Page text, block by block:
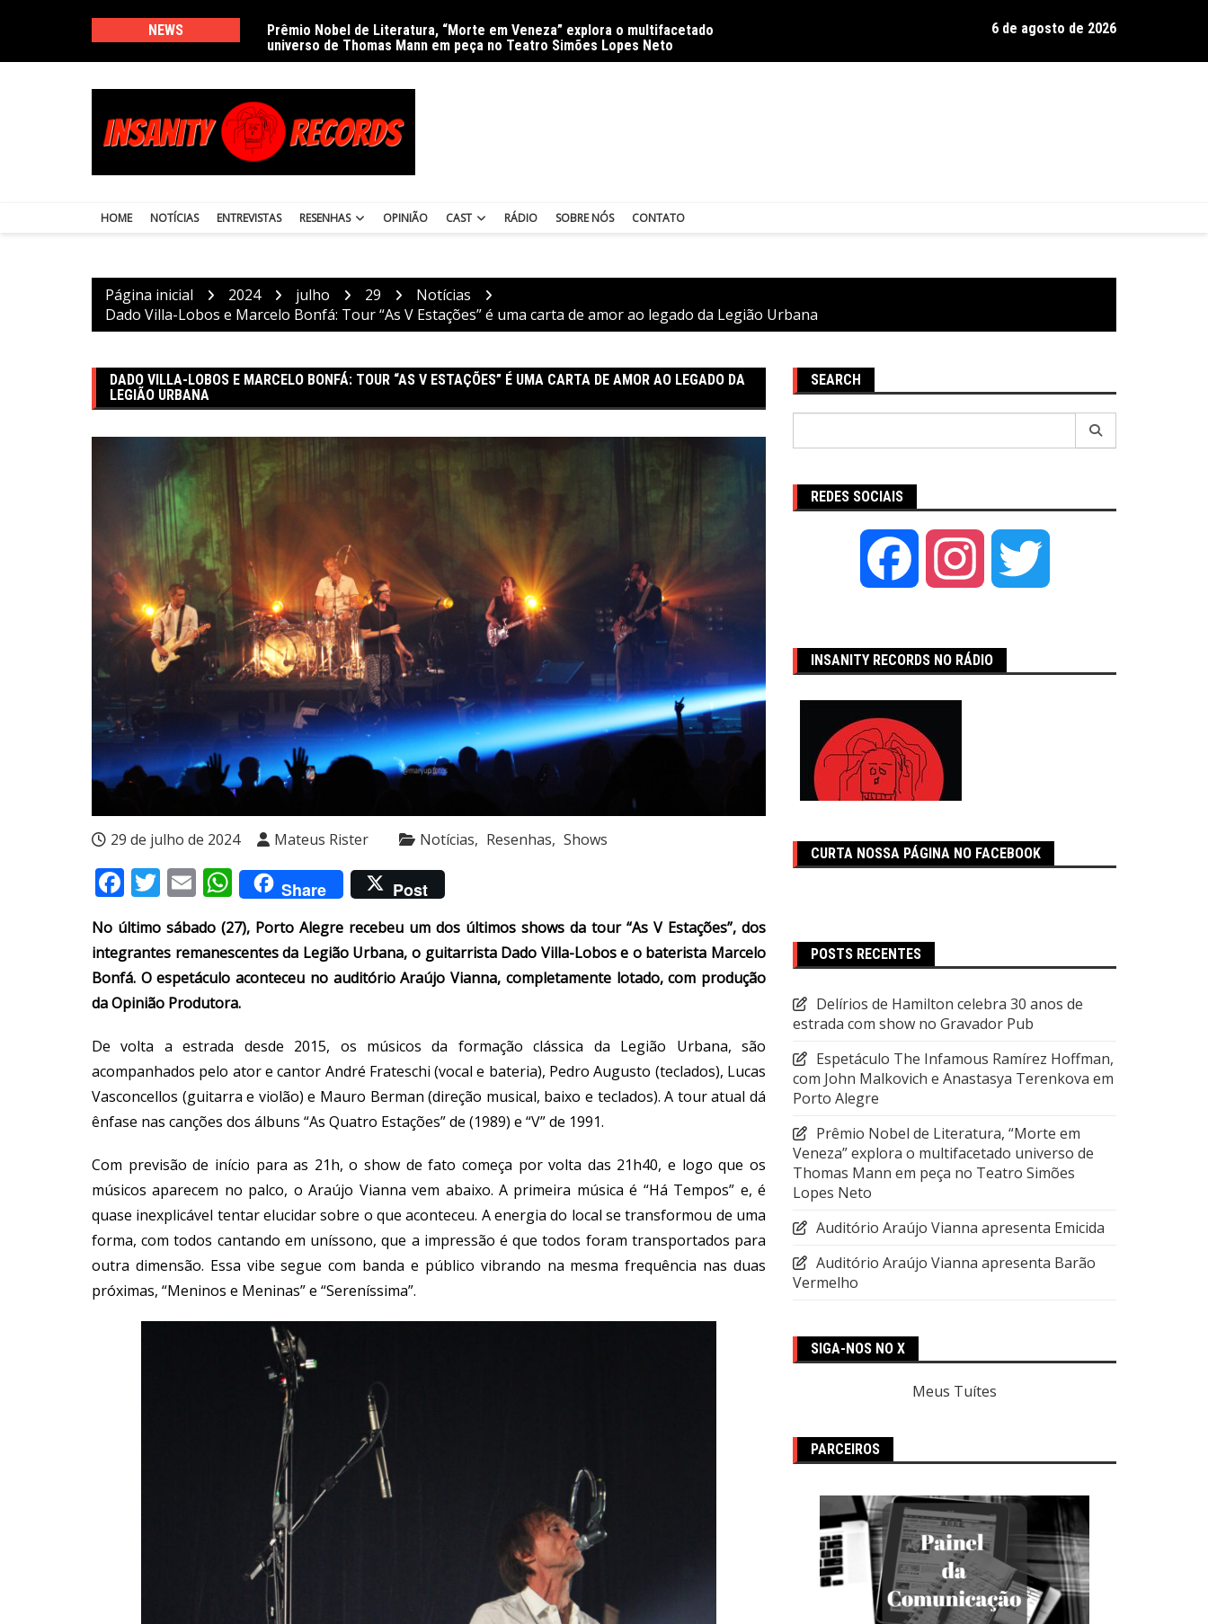
conteúdo
NEWS
Prêmio Nobel de Literatura, “Morte em Veneza” explora o multifacetado
universo de Thomas Mann em peça no Teatro Simões Lopes Neto
Delírios de Hamilton celebra 30 anos de estrada com show no Gravador
6 de agosto de 2026
HOME NOTÍCIAS ENTREVISTAS RESENHAS OPINIÃO CAST RÁDIO SOBRE NÓS CONTATO
Página inicial 2024 julho 29
Notícias
Dado Villa-Lobos e Marcelo Bonfá: Tour “As V Estações” é uma carta de amor ao legado da Legião Urbana
DADO VILLA-LOBOS E MARCELO BONFÁ: TOUR “AS V ESTAÇÕES” É UMA CARTA DE AMOR AO LEGADO DA
LEGIÃO URBANA
29 de julho de 2024 Mateus Rister Notícias Resenhas Shows
Facebook
Twitter
EmailWhatsApp
Share Post
No último sábado (27), Porto Alegre recebeu um dos últimos shows da tour “As V Estações”, dos
integrantes remanescentes da Legião Urbana, o guitarrista Dado Villa-Lobos e o baterista Marcelo
Bonfá. O espetáculo aconteceu no auditório Araújo Vianna, completamente lotado, com produção
da Opinião Produtora.
De volta a estrada desde 2015, os músicos da formação clássica da Legião Urbana, são
acompanhados pelo ator e cantor André Frateschi (vocal e bateria), Pedro Augusto (teclados), Lucas
Vasconcellos (guitarra e violão) e Mauro Berman (direção musical, baixo e teclados). A tour atual dá
ênfase nas canções dos álbuns “As Quatro Estações” de (1989) e “V” de 1991.
Com previsão de início para as 21h, o show de fato começa por volta das 21h40, e logo que os
músicos aparecem no palco, o Araújo Vianna vem abaixo. A primeira música é “Há Tempos” e, é
quase inexplicável tentar elucidar sobre o que aconteceu. A energia do local se transformou de uma
forma, com todos cantando em uníssono, que a impressão é que todos foram transportados para
outra dimensão. Essa vibe segue com banda e público vibrando na mesma frequência nas duas
próximas, “Meninos e Meninas” e “Sereníssima”.
SEARCH
REDES SOCIAIS
Facebook Instagram
INSANITY RECORDS NO RÁDIO
CURTA NOSSA PÁGINA NO FACEBOOK
POSTS RECENTES
Delírios de Hamilton celebra 30 anos de
estrada com show no Gravador Pub
Espetáculo The Infamous Ramírez Hoffman,
com John Malkovich e Anastasya Terenkova em
Porto Alegre
Prêmio Nobel de Literatura, “Morte em
Veneza” explora o multifacetado universo de
Thomas Mann em peça no Teatro Simões
Lopes Neto
Auditório Araújo Vianna apresenta Emicida
Auditório Araújo Vianna apresenta Barão
Vermelho
SIGA-NOS NO X
Meus Tuítes
PARCEIROS